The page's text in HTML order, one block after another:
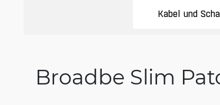
Kabel und
Broadbe Slim